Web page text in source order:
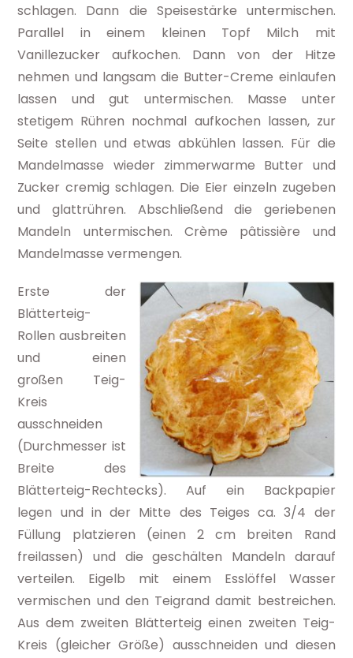
schlagen. Dann die Speisestärke untermischen.
Parallel in einem kleinen Topf Milch mit
Vanillezucker aufkochen. Dann von der Hitze
nehmen und langsam die Butter-Creme einlaufen
lassen und gut untermischen. Masse unter
stetigem Rühren nochmal aufkochen lassen, zur
Seite stellen und etwas abkühlen lassen. Für die
Mandelmasse wieder zimmerwarme Butter und
Zucker cremig schlagen. Die Eier einzeln zugeben
und glattrühren. Abschließend die geriebenen
Mandeln untermischen. Crème pâtissière und
Mandelmasse vermengen.
Erste der
Blätterteig-
Rollen ausbreiten
und einen
großen Teig-
Kreis
ausschneiden
(Durchmesser ist
Breite des
Blätterteig-Rechtecks). Auf ein Backpapier
legen und in der Mitte des Teiges ca. 3/4 der
Füllung platzieren (einen 2 cm breiten Rand
freilassen) und die geschälten Mandeln darauf
verteilen. Eigelb mit einem Esslöffel Wasser
vermischen und den Teigrand damit bestreichen.
Aus dem zweiten Blätterteig einen zweiten Teig-
Kreis (gleicher Größe) ausschneiden und diesen